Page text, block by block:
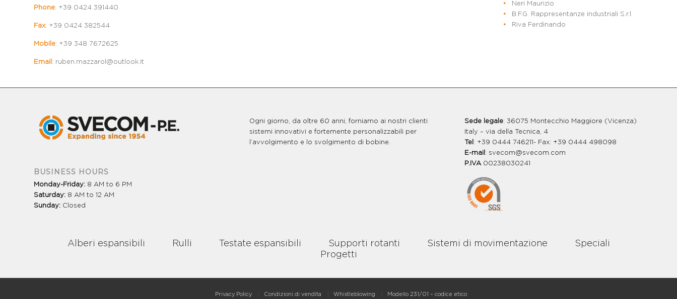
Phone: +39 0424 391440
Fax: +39 0424 382544
Mobile: +39 348 7672625
Email : ruben.mazzarol@outlook.it
Neri Maurizio
B.F.G. Rappresentanze industriali S.r.l.
Riva Ferdinando
BUSINESS HOURS
Monday-Friday: 8 AM to 6 PM
Saturday: 8 AM to 12 AM
Sunday: Closed
Ogni giorno, da oltre 60 anni, forniamo ai nostri clienti
sistemi innovativi e fortemente personalizzabili per
l’avvolgimento e lo svolgimento di bobine.
Sede legale: 36075 Montecchio Maggiore (Vicenza)
Italy – via della Tecnica, 4
Tel : +39 0444 746211- Fax: +39 0444 498098
E-mail : svecom@svecom.com
P.IVA00238030241
Alberi espansibili Rulli Testate espansibili Supporti rotanti Sistemi di movimentazione
Speciali
Progetti
Privacy Policy Condizioni di vendita Whistleblowing Modello 231/01 – codice etico